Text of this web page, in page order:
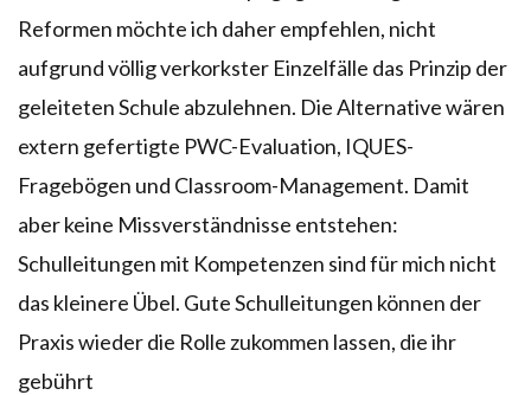
Reformen möchte ich daher empfehlen, nicht
aufgrund völlig verkorkster Einzelfälle das Prinzip der
geleiteten Schule abzulehnen. Die Alternative wären
extern gefertigte PWC-Evaluation, IQUES-
Fragebögen und Classroom-Management. Damit
aber keine Missverständnisse entstehen:
Schulleitungen mit Kompetenzen sind für mich nicht
das kleinere Übel. Gute Schulleitungen können der
Praxis wieder die Rolle zukommen lassen, die ihr
gebührt